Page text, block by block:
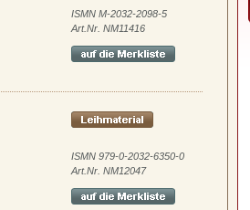
ISMN M-2032-2098-5
Art.Nr. NM11416
ISMN 979-0-2032-6350-0
Art.Nr. NM12047